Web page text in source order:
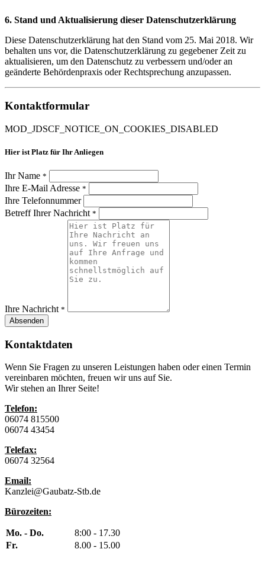
6. Stand und Aktualisierung dieser Datenschutzerklärung
Diese Datenschutzerklärung hat den Stand vom 25. Mai 2018. Wir
behalten uns vor, die Datenschutzerklärung zu gegebener Zeit zu
aktualisieren, um den Datenschutz zu verbessern und/oder an
geänderte Behördenpraxis oder Rechtsprechung anzupassen.
Kontaktformular
MOD_JDSCF_NOTICE_ON_COOKIES_DISABLED
Hier ist Platz für Ihr Anliegen
Ihr Name *
Ihre E-Mail Adresse *
Ihre Telefonnummer
Betreff Ihrer Nachricht *
Ihre Nachricht *
Absenden
Kontaktdaten
Wenn Sie Fragen zu unseren Leistungen haben oder einen Termin
vereinbaren möchten, freuen wir uns auf Sie.
Wir stehen an Ihrer Seite!
Telefon:
06074 815500
06074 43454
Telefax:
06074 32564
Email:
Kanzlei@Gaubatz-Stb.de
Bürozeiten:
Mo. - Do.
8:00 - 17.30
Fr.
8.00 - 15.00